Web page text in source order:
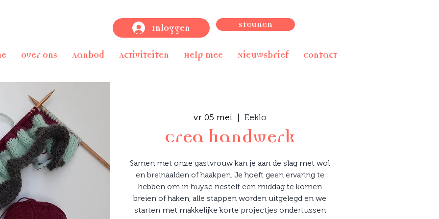
Inloggen Steunen
Over ons Aanbod Activiteiten Help mee Nieuwsbrief Contact
vr 05 mei
  |
Eeklo
Crea handwerk
Samen met onze gastvrouw kan je aan de slag met wol
en breinaalden of haakpen. Je hoeft geen ervaring te
hebben om in huyse nestelt een middag te komen
breien of haken, alle stappen worden uitgelegd en we
starten met makkelijke korte projectjes ondertussen